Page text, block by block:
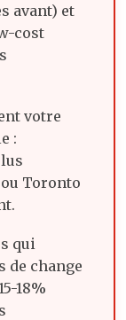
avant) et
cost
votre
:
Toronto
qui
de change
18%